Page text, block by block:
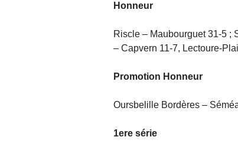
Honneur
Riscle – Maubourguet 31-5 ;
– Capvern 11-7, Lectoure-
Promotion Honneur
Oursbelille Bordères –
1ere série